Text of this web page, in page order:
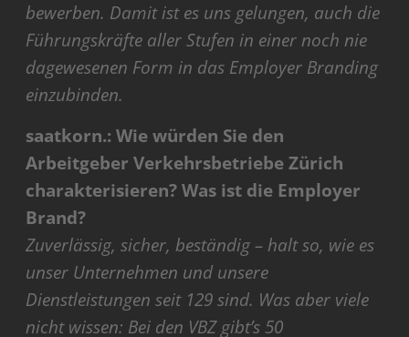
bewerben. Damit ist es uns gelungen, auch die
Führungskräfte aller Stufen in einer noch nie
dagewesenen Form in das Employer Branding
einzubinden.
saatkorn.: Wie würden Sie den
Arbeitgeber Verkehrsbetriebe Zürich
charakterisieren? Was ist die Employer
Brand?
Zuverlässig, sicher, beständig – halt so, wie es
unser Unternehmen und unsere
Dienstleistungen seit 129 sind. Was aber viele
nicht wissen: Bei den VBZ gibt’s 50